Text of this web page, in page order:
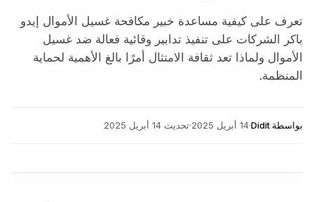
تعرف على كيفية مساعدة خبير مكافحة غسيل الأموال إيدو
باكر الشركات على تنفيذ تدابير وقائية فعالة ضد غسيل
الأموال ولماذا تعد ثقافة الامتثال أمرًا بالغ الأهمية لحماية
المنظمة.
بواسطة Didit
·14 أبريل 2025 ·تحديث 14 أبريل 2025